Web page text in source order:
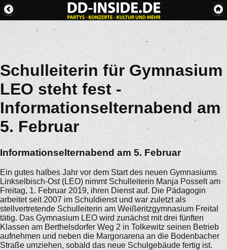
Schulleiterin für Gymnasium
LEO steht fest -
Informationselternabend am
5. Februar
Informationselternabend am 5. Februar
Ein gutes halbes Jahr vor dem Start des neuen Gymnasiums
Linkselbisch-Ost (LEO) nimmt Schulleiterin Manja Posselt am
Freitag, 1. Februar 2019, ihren Dienst auf. Die Pädagogin
arbeitet seit 2007 im Schuldienst und war zuletzt als
stellvertretende Schulleiterin am Weißeritzgymnasium Freital
tätig. Das Gymnasium LEO wird zunächst mit drei fünften
Klassen am Berthelsdorfer Weg 2 in Tolkewitz seinen Betrieb
aufnehmen und neben die Margonarena an die Bodenbacher
Straße umziehen, sobald das neue Schulgebäude fertig ist.